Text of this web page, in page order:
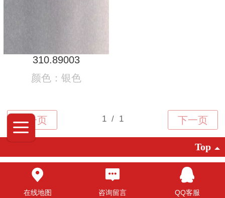
310.89003
颜色：银色
Top
©2025 广东创明遮阳科技有限公司 版权
在线地图 咨询留言 QQ客服